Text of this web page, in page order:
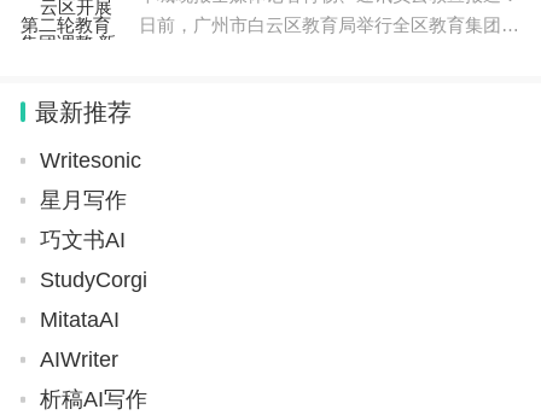
日前，广州市白云区教育局举行全区教育集团总
最新推荐
Writesonic
星月写作
巧文书AI
StudyCorgi
MitataAI
AIWriter
析稿AI写作